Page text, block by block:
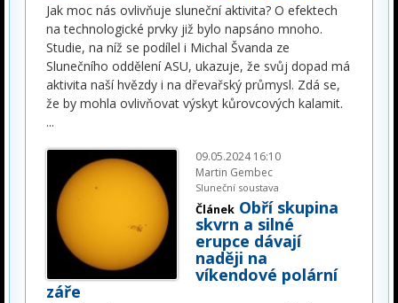
Jak moc nás ovlivňuje sluneční aktivita? O efektech
na technologické prvky již bylo napsáno mnoho.
Studie, na níž se podílel i Michal Švanda ze
Slunečního oddělení ASU, ukazuje, že svůj dopad má
aktivita naší hvězdy i na dřevařský průmysl. Zdá se,
že by mohla ovlivňovat výskyt kůrovcových kalamit.
...
09.05.2024 16:10
Martin Gembec
Sluneční soustava
Článek Obří skupina
skvrn a silné
erupce dávají
naději na
víkendové polární
záře